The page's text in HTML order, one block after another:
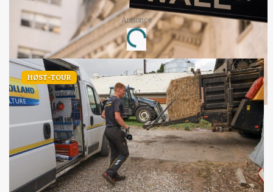
Annonce
Loading...
HØST-TOUR